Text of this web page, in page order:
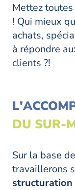
Mettez
! Qui mieux
achats,
à répondre
clients ?!
DU SUR-
Sur la base
travaillerons
structuration